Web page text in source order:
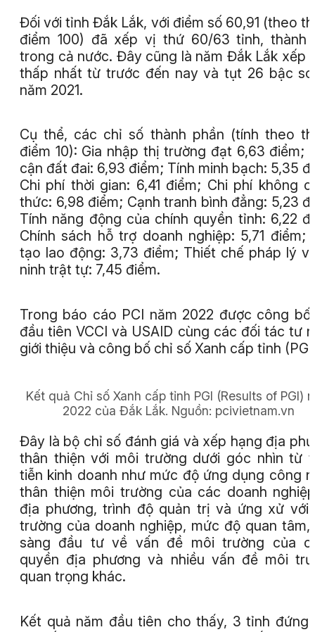
Đối với tỉnh Đắk Lắk, với điểm số 60,91 (theo
điểm 100) đã xếp vị thứ 60/63 tỉnh, thành
trong cả nước. Đây cũng là năm Đắk Lắk xếp
thấp nhất từ trước đến nay và tụt 26 bậc
năm 2021.
Cụ thể, các chỉ số thành phần (tính theo
điểm 10): Gia nhập thị trường đạt 6,63 điểm;
cận đất đai: 6,93 điểm; Tính minh bạch: 5,35
Chi phí thời gian: 6,41 điểm; Chi phí không
thức: 6,98 điểm; Cạnh tranh bình đẳng: 5,23
Tính năng động của chính quyền tỉnh: 6,22
Chính sách hỗ trợ doanh nghiệp: 5,71 điểm;
tạo lao động: 3,73 điểm; Thiết chế pháp lý
ninh trật tự: 7,45 điểm.
Trong báo cáo PCI năm 2022 được công
đầu tiên VCCI và USAID cùng các đối tác tư
giới thiệu và công bố chỉ số Xanh cấp tỉnh
Kết quả Chỉ số Xanh cấp tỉnh PGI (Results of PGI)
2022 của Đắk Lắk. Nguồn: pcivietnam.vn
Đây là bộ chỉ số đánh giá và xếp hạng địa
thân thiện với môi trường dưới góc nhìn từ
tiễn kinh doanh như mức độ ứng dụng công
thân thiện môi trường của các doanh
địa phương, trình độ quản trị và ứng xử với
trường của doanh nghiệp, mức độ quan tâm,
sàng đầu tư về vấn đề môi trường của
quyền địa phương và nhiều vấn đề môi
quan trọng khác.
Kết quả năm đầu tiên cho thấy, 3 tỉnh đứng